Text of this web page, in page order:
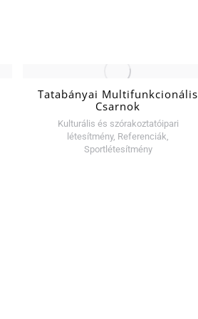
Tatabányai Multifunkcionális
Csarnok
Kulturális és szórakoztatóipari
létesítmény, Referenciák,
Sportlétesítmény